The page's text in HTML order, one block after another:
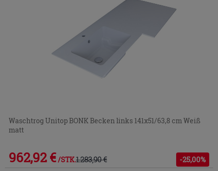
Waschtrog Unitop BONK Becken links 141x51/63,8 cm Weiß
matt
962,92 € /STK.1.283,90 € -25,00%